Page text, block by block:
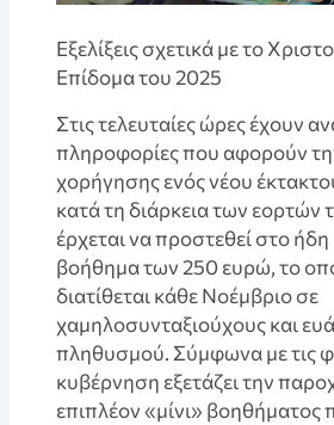
Εξελίξεις σχετικά με το
Επίδομα του 2025
Στις τελευταίες ώρες έχουν
πληροφορίες που αφορούν
χορήγησης ενός νέου
κατά τη διάρκεια των εορτών
έρχεται να προστεθεί στο
βοήθημα των 250 ευρώ, το
διατίθεται κάθε Νοέμβριο σε
χαμηλοσυνταξιούχους και
πληθυσμού. Σύμφωνα με τις
κυβέρνηση εξετάζει την
επιπλέον «μίνι» βοηθήματος